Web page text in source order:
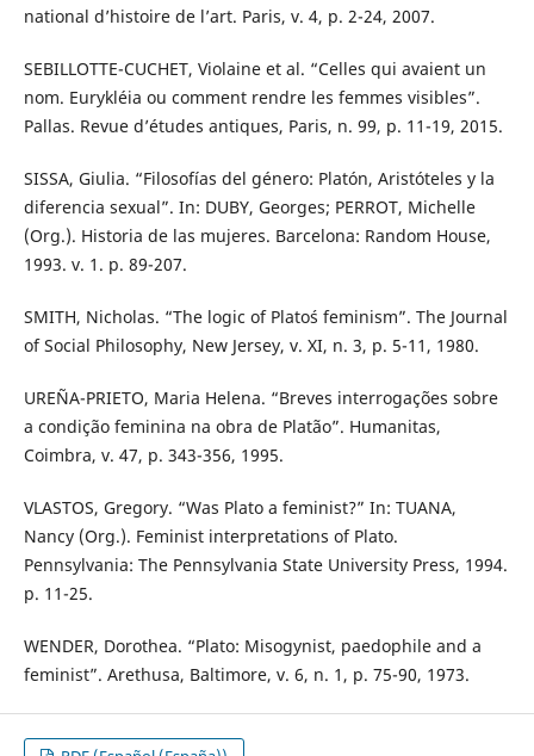
national d’histoire de l’art. Paris, v. 4, p. 2-24, 2007.
SEBILLOTTE-CUCHET, Violaine et al. “Celles qui avaient un
nom. Eurykléia ou comment rendre les femmes visibles”.
Pallas. Revue d’études antiques, Paris, n. 99, p. 11-19, 2015.
SISSA, Giulia. “Filosofías del género: Platón, Aristóteles y la
diferencia sexual”. In: DUBY, Georges; PERROT, Michelle
(Org.). Historia de las mujeres. Barcelona: Random House,
1993. v. 1. p. 89-207.
SMITH, Nicholas. “The logic of Plato´s feminism”. The Journal
of Social Philosophy, New Jersey, v. XI, n. 3, p. 5-11, 1980.
UREÑA-PRIETO, Maria Helena. “Breves interrogações sobre
a condição feminina na obra de Platão”. Humanitas,
Coimbra, v. 47, p. 343-356, 1995.
VLASTOS, Gregory. “Was Plato a feminist?” In: TUANA,
Nancy (Org.). Feminist interpretations of Plato.
Pennsylvania: The Pennsylvania State University Press, 1994.
p. 11-25.
WENDER, Dorothea. “Plato: Misogynist, paedophile and a
feminist”. Arethusa, Baltimore, v. 6, n. 1, p. 75-90, 1973.